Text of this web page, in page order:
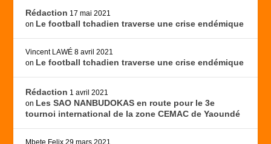
Rédaction 17 mai 2021
on Le football tchadien traverse une crise endémique
Vincent LAWÉ 8 avril 2021
on Le football tchadien traverse une crise endémique
Rédaction 1 avril 2021
on Les SAO NANBUDOKAS en route pour le 3e
tournoi international de la zone CEMAC de Yaoundé
Mbete Felix 29 mars 2021